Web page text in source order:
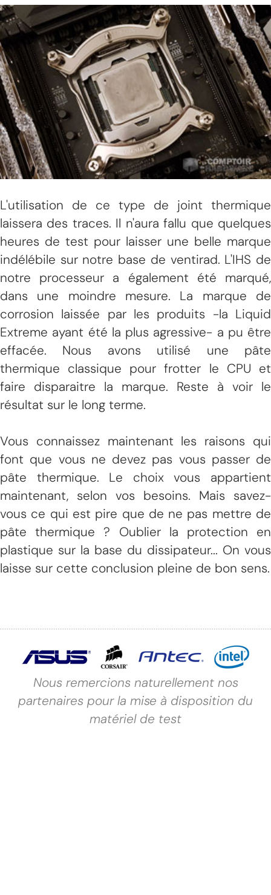
L'utilisation de ce type de joint thermique
laissera des traces. Il n'aura fallu que quelques
heures de test pour laisser une belle marque
indélébile sur notre base de ventirad. L'IHS de
notre processeur a également été marqué,
dans une moindre mesure. La marque de
corrosion laissée par les produits -la Liquid
Extreme ayant été la plus agressive- a pu être
effacée. Nous avons utilisé une pâte
thermique classique pour frotter le CPU et
faire disparaitre la marque. Reste à voir le
résultat sur le long terme.
Vous connaissez maintenant les raisons qui
font que vous ne devez pas vous passer de
pâte thermique. Le choix vous appartient
maintenant, selon vos besoins. Mais savez-
vous ce qui est pire que de ne pas mettre de
pâte thermique ? Oublier la protection en
plastique sur la base du dissipateur... On vous
laisse sur cette conclusion pleine de bon sens.
Nous remercions naturellement nos
partenaires pour la mise à disposition du
matériel de test